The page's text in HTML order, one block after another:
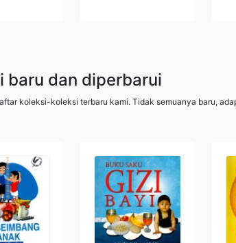
baru dan diperbarui
koleksi-koleksi terbaru kami. Tidak semuanya baru,